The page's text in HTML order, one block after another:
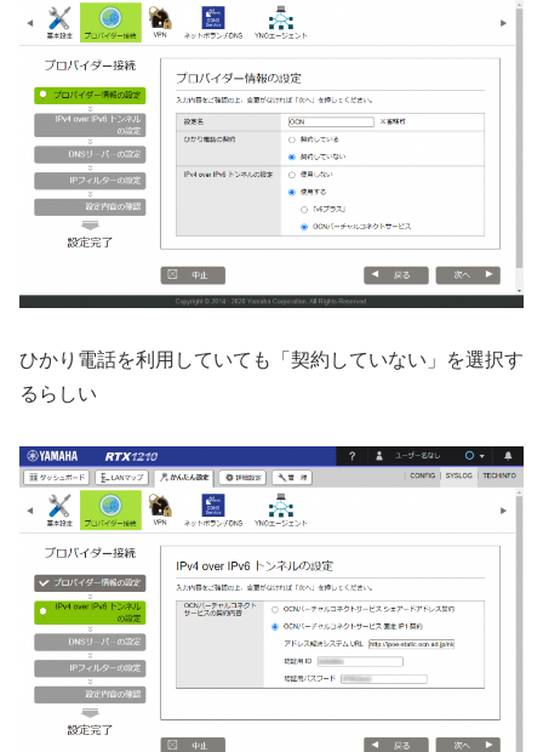
ひかり電話を利用していても「契約していない」を選択す
るらしい